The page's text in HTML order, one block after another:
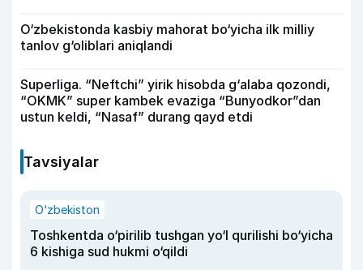
O‘zbekistonda kasbiy mahorat bo‘yicha ilk milliy
tanlov g‘oliblari aniqlandi
Superliga. “Neftchi” yirik hisobda g‘alaba qozondi,
“OKMK” super kambek evaziga “Bunyodkor”dan
ustun keldi, “Nasaf” durang qayd etdi
Tavsiyalar
O‘zbekiston
Toshkentda o‘pirilib tushgan yo‘l qurilishi bo‘yicha
6 kishiga sud hukmi o‘qildi